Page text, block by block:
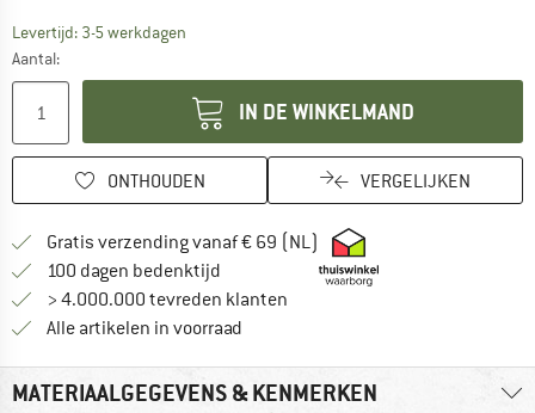
Levertijd: 3-5 werkdagen
Aantal:
IN DE WINKELMAND
ONTHOUDEN VERGELIJKEN
Gratis verzending vanaf € 69 (NL) Vind hier de
100 dagen bedenktijd Vind de betalingsinformatie hier!
> 4.000.000 tevreden klanten
Alle artikelen in voorraad
MATERIAALGEGEVENS & KENMERKEN